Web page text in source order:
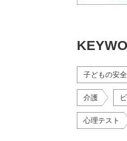
子どもの安
介護
心理テスト